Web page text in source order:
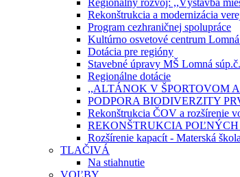
Regionálny rozvoj: ,,Výstavba
Rekonštrukcia a modernizácia
Program cezhraničnej spolupráce
Kultúrno osvetové centrum
Dotácia pre regióny
Stavebné úpravy MŠ Lomná
Regionálne dotácie
,,ALTÁNOK V ŠPORTOVOM
PODPORA BIODIVERZITY
Rekonštrukcia ČOV a rozšírenie
REKONŠTRUKCIA POĽNÝCH
Rozšírenie kapacít - Materská
TLAČIVÁ
Na stiahnutie
VOĽBY